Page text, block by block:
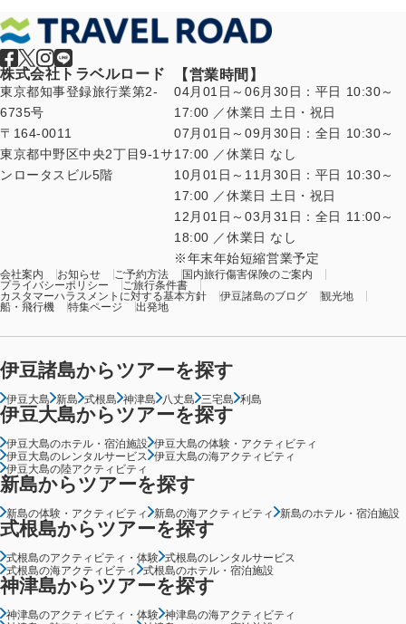
株式会社トラベルロード
東京都知事登録旅行業第2-
6735号
〒164-0011
東京都中野区中央2丁目9-1サ
ンロータスビル5階
【営業時間】
04月01日～06月30日：平日 10:30～
17:00 ／休業日 土日・祝日
07月01日～09月30日：全日 10:30～
17:00 ／休業日 なし
10月01日～11月30日：平日 10:30～
17:00 ／休業日 土日・祝日
12月01日～03月31日：全日 11:00～
18:00 ／休業日 なし
年末年始短縮営業予定
会社案内 お知らせ ご予約方法
国内旅行傷害保険のご案内
プライバシーポリシー
ご旅行条件書
カスタマーハラスメントに対する基本方針
伊豆諸島のブログ
観光地
船・飛行機
特集ページ 出発地
伊豆諸島からツアーを探す
伊豆大島 新島 式根島 神津島 八丈島 三宅島 利島
伊豆大島からツアーを探す
伊豆大島のホテル・宿泊施設 伊豆大島の体験・アクティビティ
伊豆大島のレンタルサービス 伊豆大島の海アクティビティ
伊豆大島の陸アクティビティ
新島からツアーを探す
新島の体験・アクティビティ 新島の海アクティビティ 新島のホテル・宿泊施設
式根島からツアーを探す
式根島のアクティビティ・体験 式根島のレンタルサービス
式根島の海アクティビティ
式根島のホテル・宿泊施設
神津島からツアーを探す
神津島のアクティビティ・体験 神津島の海アクティビティ